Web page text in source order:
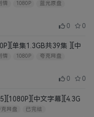
情 1080P
蓝光原盘
0 0
单集1.3GB共39集 ][中
情 1080P
夸克网盘
0 0
中文字幕][4.3G
克网盘 已完结